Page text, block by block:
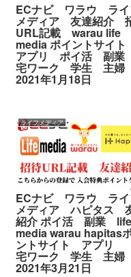
ECナビ ワラウ ライ
メディア 友達紹介
URL記載 warau life
media ポイントサイト
アプリ ポイ活 副
宅ワーク 学生 主婦
2021年1月18日
ライフメディア
ECナビ ワラウ ライ
メディア ハピタス
紹介 ポイ活 副業 life
media warau hapitas
ントサイト アプ
宅ワーク 学生 主婦
2021年3月21日